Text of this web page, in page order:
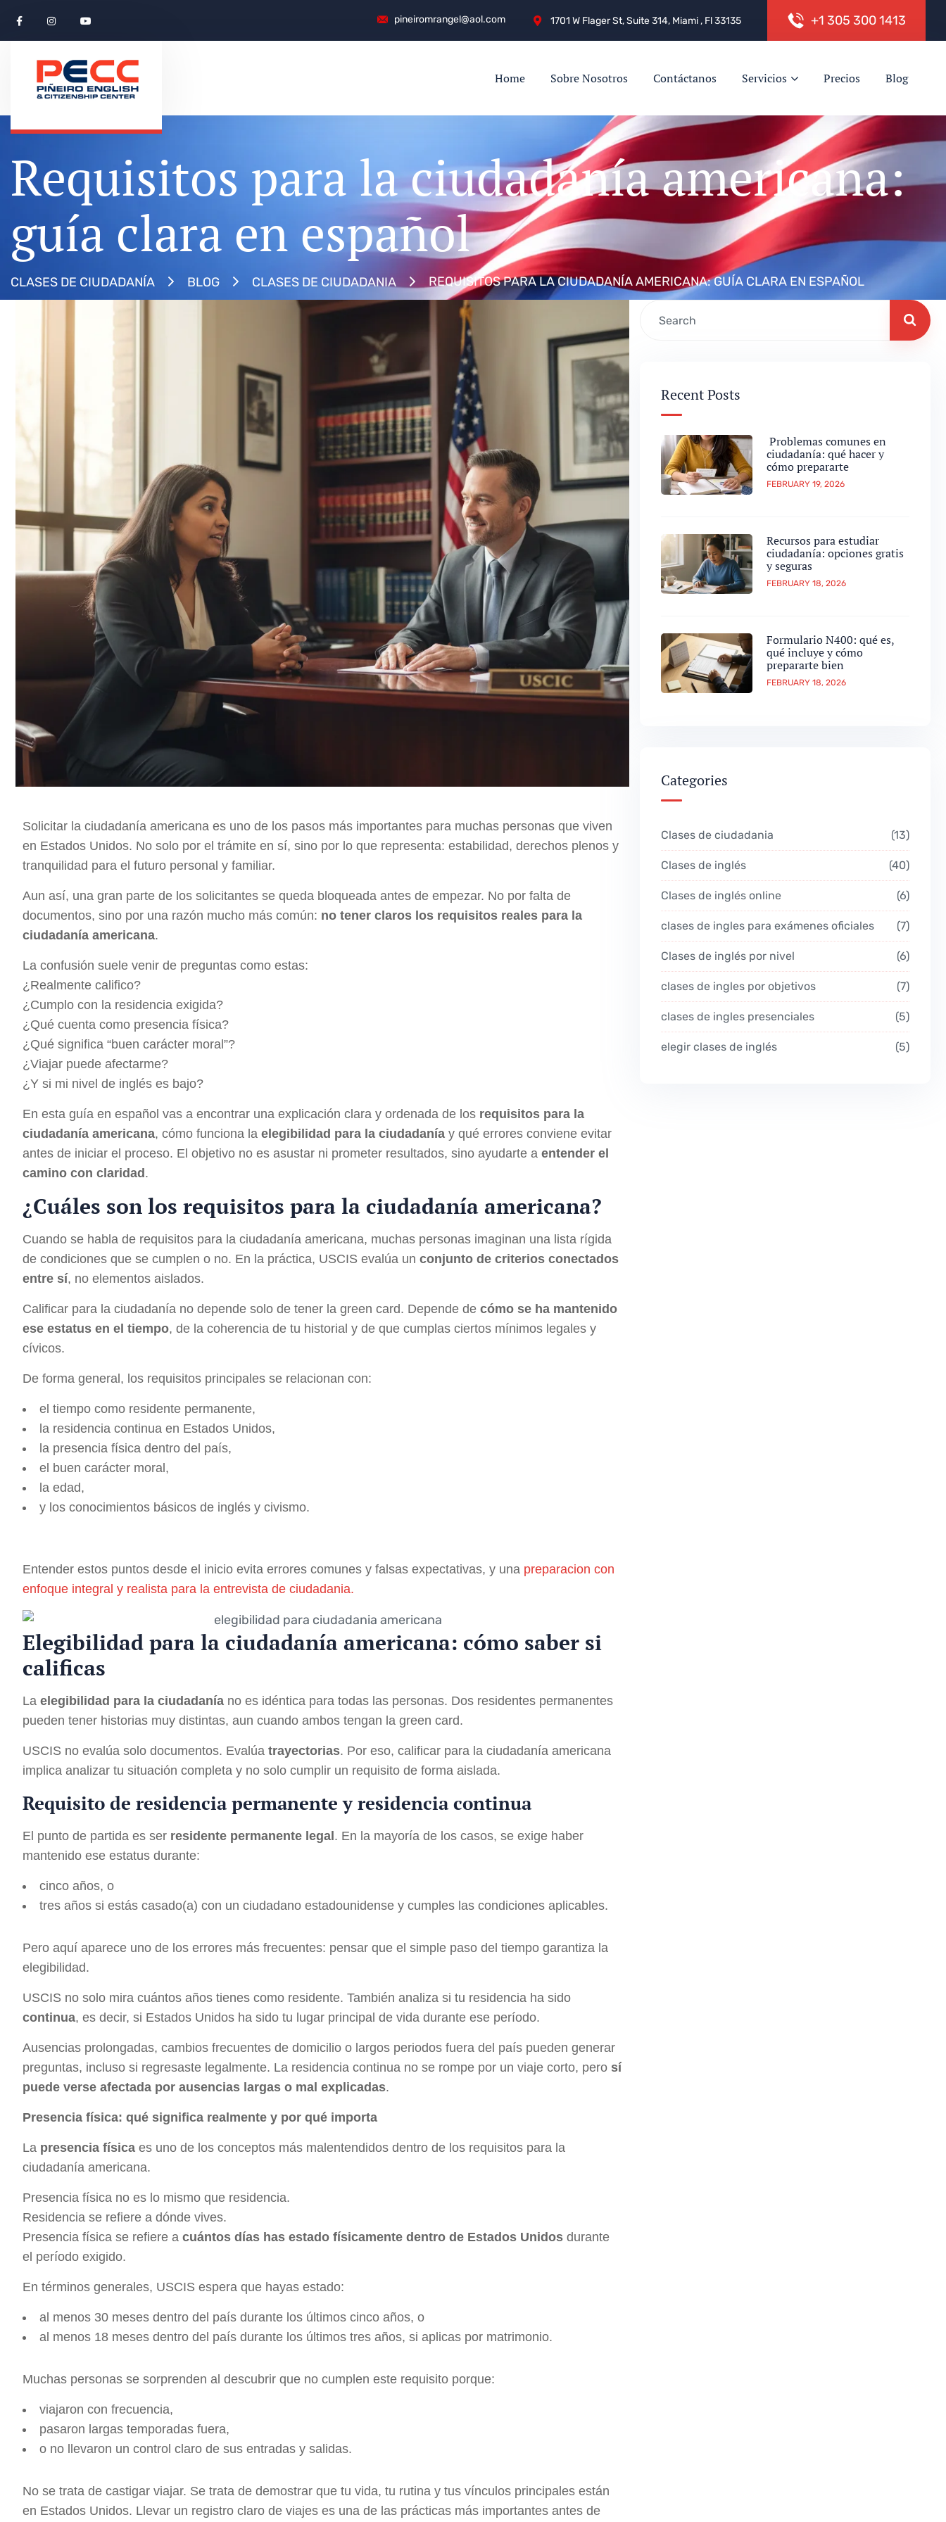
pineiromrangel@aol.com 1701 W Flager St, Suite 314, Miami , Fl 33135 +1 305 3001413
Home Sobre Nosotros Contáctanos Servicios Precios Blog
Requisitos para la ciudadanía americana:
guía clara en español
CLASES DE CIUDADANÍA BLOG CLASES DE CIUDADANIA REQUISITOS PARA LA CIUDADANÍA AMERICANA: GUÍA CLARA EN ESPAÑOL
Solicitar la ciudadanía americana es uno de los pasos más importantes para muchas personas que viven
en Estados Unidos. No solo por el trámite en sí, sino por lo que representa: estabilidad, derechos plenos y
tranquilidad para el futuro personal y familiar.
Aun así, una gran parte de los solicitantes se queda bloqueada antes de empezar. No por falta de
documentos, sino por una razón mucho más común: no tener claros los requisitos reales para la
ciudadanía americana.
La confusión suele venir de preguntas como estas:
¿Realmente califico?
¿Cumplo con la residencia exigida?
¿Qué cuenta como presencia física?
¿Qué significa “buen carácter moral”?
¿Viajar puede afectarme?
¿Y si mi nivel de inglés es bajo?
En esta guía en español vas a encontrar una explicación clara y ordenada de los requisitos para la
ciudadanía americana, cómo funciona la elegibilidad para la ciudadanía y qué errores conviene evitar
antes de iniciar el proceso. El objetivo no es asustar ni prometer resultados, sino ayudarte a entender el
camino con claridad .
¿Cuáles son los requisitos para la ciudadanía americana?
Cuando se habla de requisitos para la ciudadanía americana, muchas personas imaginan una lista rígida
de condiciones que se cumplen o no. En la práctica, USCIS evalúa un conjunto de criterios conectados
entre sí, no elementos aislados.
Calificar para la ciudadanía no depende solo de tener la green card. Depende de cómo se ha mantenido
ese estatus en el tiempo, de la coherencia de tu historial y de que cumplas ciertos mínimos legales y
cívicos.
De forma general, los requisitos principales se relacionan con:
el tiempo como residente permanente,
la residencia continua en Estados Unidos,
la presencia física dentro del país,
el buen carácter moral,
la edad,
y los conocimientos básicos de inglés y civismo.
Entender estos puntos desde el inicio evita errores comunes y falsas expectativas, y una preparacion con
enfoque integral y realista para la entrevista de ciudadania.
Elegibilidad para la ciudadanía americana: cómo saber si
calificas
La elegibilidad para la ciudadanía no es idéntica para todas las personas. Dos residentes permanentes
pueden tener historias muy distintas, aun cuando ambos tengan la green card.
USCIS no evalúa solo documentos. Evalúa trayectorias. Por eso, calificar para la ciudadanía americana
implica analizar tu situación completa y no solo cumplir un requisito de forma aislada.
Requisito de residencia permanente y residencia continua
El punto de partida es ser residente permanente legal . En la mayoría de los casos, se exige haber
mantenido ese estatus durante:
cinco años, o
tres años si estás casado(a) con un ciudadano estadounidense y cumples las condiciones aplicables.
Pero aquí aparece uno de los errores más frecuentes: pensar que el simple paso del tiempo garantiza la
elegibilidad.
USCIS no solo mira cuántos años tienes como residente. También analiza si tu residencia ha sido
continua, es decir, si Estados Unidos ha sido tu lugar principal de vida durante ese período.
Ausencias prolongadas, cambios frecuentes de domicilio o largos periodos fuera del país pueden generar
preguntas, incluso si regresaste legalmente. La residencia continua no se rompe por un viaje corto, pero sí
puede verse afectada por ausencias largas o mal explicadas.
Presencia física: qué significa realmente y por qué importa
La presencia física es uno de los conceptos más malentendidos dentro de los requisitos para la
ciudadanía americana.
Presencia física no es lo mismo que residencia.
Residencia se refiere a dónde vives.
Presencia física se refiere a cuántos días has estado físicamente dentro de Estados Unidos durante
el período exigido.
En términos generales, USCIS espera que hayas estado:
al menos 30 meses dentro del país durante los últimos cinco años, o
al menos 18 meses dentro del país durante los últimos tres años, si aplicas por matrimonio.
Muchas personas se sorprenden al descubrir que no cumplen este requisito porque:
viajaron con frecuencia,
pasaron largas temporadas fuera,
o no llevaron un control claro de sus entradas y salidas.
No se trata de castigar viajar. Se trata de demostrar que tu vida, tu rutina y tus vínculos principales están
en Estados Unidos. Llevar un registro claro de viajes es una de las prácticas más importantes antes de
Recent Posts
Problemas comunes en
ciudadanía: qué hacer y
cómo prepararte
FEBRUARY 19, 2026
Recursos para estudiar
ciudadanía: opciones gratis
y seguras
FEBRUARY 18, 2026
Formulario N400: qué es,
qué incluye y cómo
prepararte bien
FEBRUARY 18, 2026
Categories
Clases de ciudadania 13
Clases de inglés 40
Clases de inglés online 6
clases de ingles para exámenes oficiales 7
Clases de inglés por nivel 6
clases de ingles por objetivos 7
clases de ingles presenciales 5
elegir clases de inglés 5